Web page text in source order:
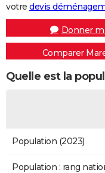
votre devis
Donner
Comparer
Quelle est la
Population (2023)
Population : rang